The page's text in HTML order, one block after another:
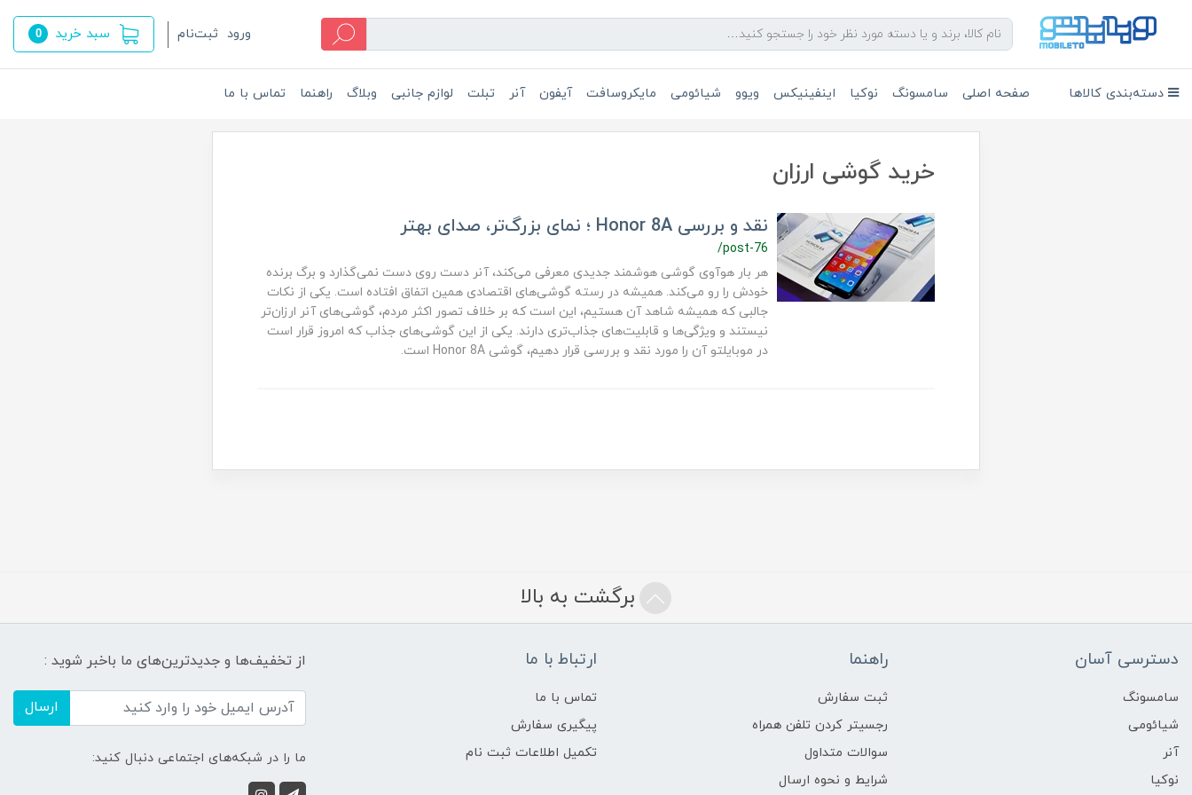
ورود ثبت‌نام سبد خرید 0
دسته‌بندی کالاها صفحه اصلی سامسونگ نوکیا اینفینیکس ویوو شیائومی مایکروسافت آیفون آنر تبلت لوازم جانبی وبلاگ راهنما تماس با ما
خرید گوشی ارزان
نقد و بررسی Honor 8A ؛ نمای بزرگ‌تر، صدای بهتر
/post-76
هر بار هوآوی گوشی هوشمند جدیدی معرفی می‌کند، آنر دست روی دست نمی‌گذارد و برگ برنده
خودش را رو می‌کند. همیشه در رسته گوشی‌های اقتصادی همین اتفاق افتاده است. یکی از نکات
جالبی که همیشه شاهد آن هستیم، این است که بر خلاف تصور اکثر مردم، گوشی‌های آنر ارزان‌تر
نیستند و ویژگی‌ها و قابلیت‌های جذاب‌تری دارند. یکی از این گوشی‌های جذاب که امروز قرار است
در موبایلتو آن را مورد نقد و بررسی قرار دهیم، گوشی Honor 8A است.
برگشت به بالا
دسترسی آسان
سامسونگ
شیائومی
آنر
نوکیا
راهنما
ثبت سفارش
رجسیتر کردن تلفن همراه
سوالات متداول
شرایط و نحوه ارسال
ارتباط با ما
تماس با ما
پیگیری سفارش
تکمیل اطلاعات ثبت نام
از تخفیف‌ها و جدیدترین‌های ما باخبر شوید :
ارسال
ما را در شبکه‌های اجتماعی دنبال کنید: